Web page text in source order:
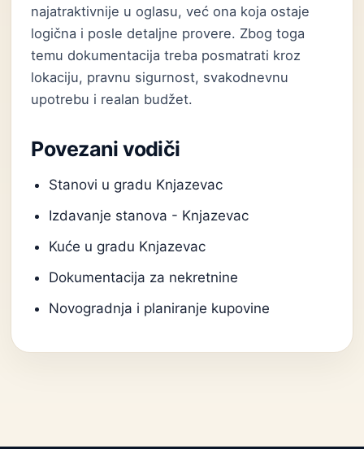
najatraktivnije u oglasu, već ona koja ostaje
logična i posle detaljne provere. Zbog toga
temu dokumentacija treba posmatrati kroz
lokaciju, pravnu sigurnost, svakodnevnu
upotrebu i realan budžet.
Povezani vodiči
Stanovi u gradu Knjazevac
Izdavanje stanova - Knjazevac
Kuće u gradu Knjazevac
Dokumentacija za nekretnine
Novogradnja i planiranje kupovine